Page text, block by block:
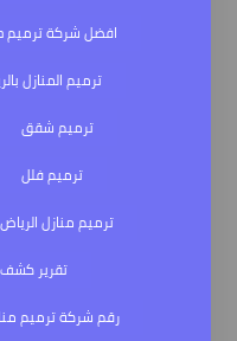
افضل شركة ترميم
ترميم المنازل
ترميم شقق
ترميم فلل
ترميم منازل الرياض
تقرير كشف
رقم شركة ترميم